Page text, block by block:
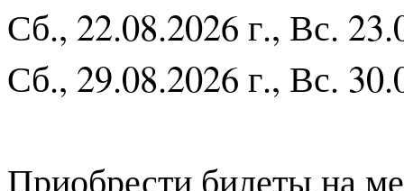
Сб., 22.08.2026 г., Вс.
Сб., 29.08.2026 г., Вс.
Приобрести билеты на